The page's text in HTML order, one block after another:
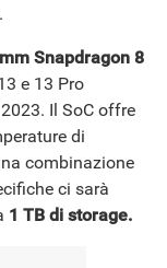
.
Snapdragon 8
e 13 Pro
Il SoC offre
di
combinazione
ci sarà
1 TB di storage.